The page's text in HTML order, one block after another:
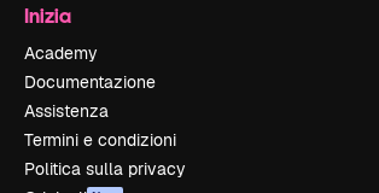
Inizia
Academy
Documentazione
Assistenza
Termini e condizioni
Politica sulla privacy